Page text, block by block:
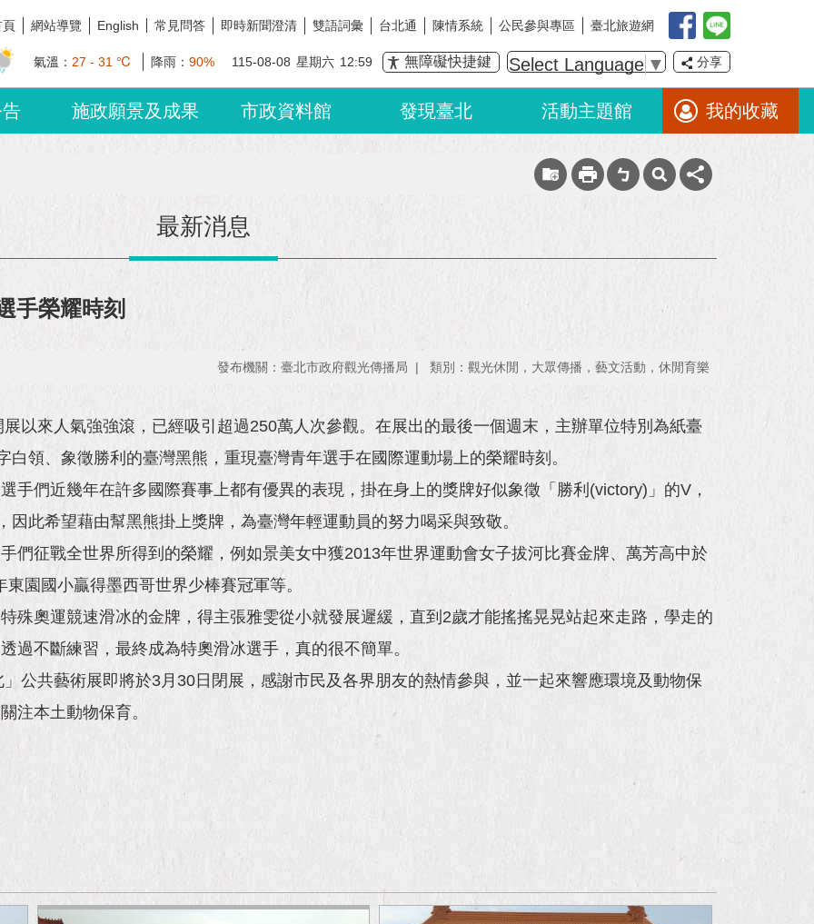
頁 網站導覽 English 常見問答 即時新聞澄清 雙語詞彙 台北通 陳情系統 公民參與專區 臺北旅遊網
氣溫： 27 - 31 ℃ 降雨： 90% 115-08-08 星期六 12:59 無障礙快捷鍵 Select Language ▼ 分享
施政願景及成果 市政資料館 發現臺北 活動主題館 我的收藏
最新消息
手榮耀時刻
發布機關：臺北市政府觀光傳播局 類別：觀光休閒，大眾傳播，藝文活動，休閒育樂
以來人氣強強滾，已經吸引超過250萬人次參觀。在展出的最後一個週末，主辦單位特別為紙臺
領、象徵勝利的臺灣黑熊，重現臺灣青年選手在國際運動場上的榮耀時刻。
手們近幾年在許多國際賽事上都有優異的表現，掛在身上的獎牌好似象徵「勝利(victory)」的V，
此希望藉由幫黑熊掛上獎牌，為臺灣年輕運動員的努力喝采與致敬。
們征戰全世界所得到的榮耀，例如景美女中獲2013年世界運動會女子拔河比賽金牌、萬芳高中於
園國小贏得墨西哥世界少棒賽冠軍等。
殊奧運競速滑冰的金牌，得主張雅雯從小就發展遲緩，直到2歲才能搖搖晃晃站起來走路，學走的
過不斷練習，最終成為特奧滑冰選手，真的很不簡單。
公共藝術展即將於3月30日閉展，感謝市民及各界朋友的熱情參與，並一起來響應環境及動物保
注本土動物保育。